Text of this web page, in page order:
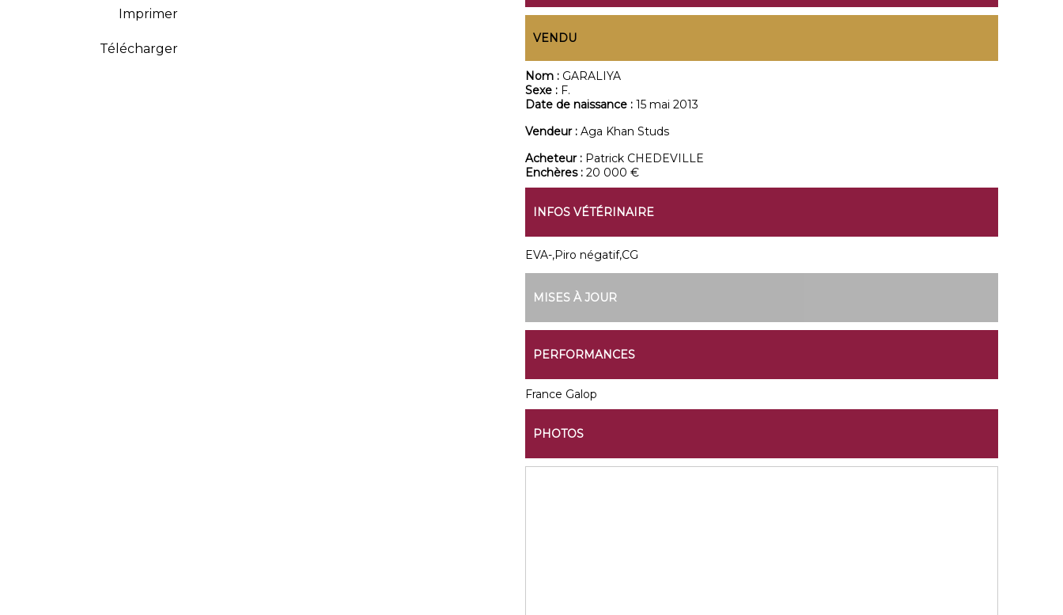
Imprimer
Télécharger
VENDU
Nom : GARALIYA
Sexe : F.
Date de naissance : 15 mai 2013
Vendeur : Aga Khan Studs
Acheteur : Patrick CHEDEVILLE
Enchères : 20 000 €
INFOS VÉTÉRINAIRE
EVA-,Piro négatif,CG
MISES À JOUR
PERFORMANCES
France Galop
PHOTOS